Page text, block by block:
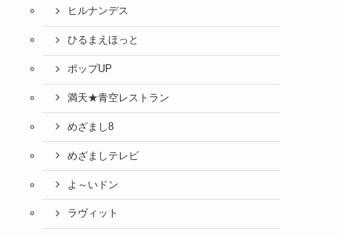
ヒルナンデス
ひるまえほっと
ポップUP
満天★青空レストラン
めざまし8
めざましテレビ
よ～いドン
ラヴィット